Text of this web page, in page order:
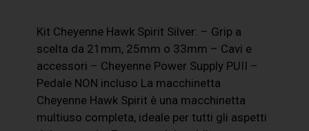
Kit Cheyenne Hawk Spirit Silver: – Grip a
scelta da 21mm, 25mm o 33mm – Cavi e
accessori – Cheyenne Power Supply PUII –
Pedale NON incluso La macchinetta
Cheyenne Hawk Spirit è una macchinetta
multiuso completa, ideale per tutti gli aspetti